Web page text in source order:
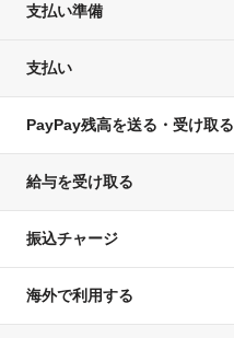
支払い準備
支払い
PayPay残高を送る・受け取る
給与を受け取る
振込チャージ
海外で利用する